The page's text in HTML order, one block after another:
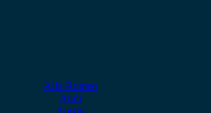
Alfa Romeo
Audi
Austin